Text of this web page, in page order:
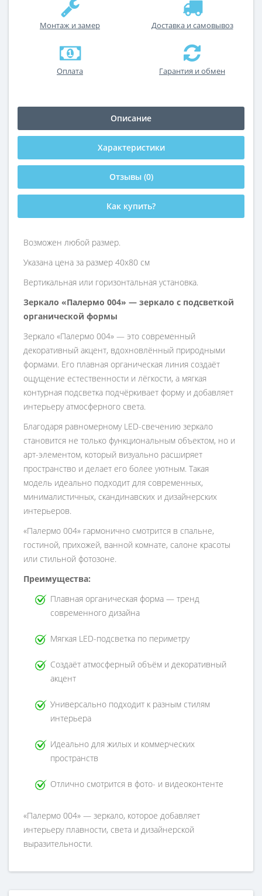
Монтаж и замер Доставка и самовывоз
Оплата Гарантия и обмен
Описание
Характеристики
Отзывы (0)
Как купить?
Возможен любой размер.
Указана цена за размер 40х80 см
Вертикальная или горизонтальная установка.
Зеркало «Палермо 004» — зеркало с подсветкой
органической формы
Зеркало «Палермо 004» — это современный
декоративный акцент, вдохновлённый природными
формами. Его плавная органическая линия создаёт
ощущение естественности и лёгкости, а мягкая
контурная подсветка подчёркивает форму и добавляет
интерьеру атмосферного света.
Благодаря равномерному LED-свечению зеркало
становится не только функциональным объектом, но и
арт-элементом, который визуально расширяет
пространство и делает его более уютным. Такая
модель идеально подходит для современных,
минималистичных, скандинавских и дизайнерских
интерьеров.
«Палермо 004» гармонично смотрится в спальне,
гостиной, прихожей, ванной комнате, салоне красоты
или стильной фотозоне.
Преимущества:
Плавная органическая форма — тренд
современного дизайна
Мягкая LED-подсветка по периметру
Создаёт атмосферный объём и декоративный
акцент
Универсально подходит к разным стилям
интерьера
Идеально для жилых и коммерческих
пространств
Отлично смотрится в фото- и видеоконтенте
«Палермо 004» — зеркало, которое добавляет
интерьеру плавности, света и дизайнерской
выразительности.